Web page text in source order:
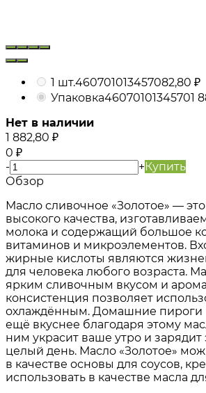
1 шт.460701013457082,80 ₽
Упаковка46070101345701
Нет в наличии
1 882,80 ₽
0 ₽
-
+Купить
Обзор
Масло сливочное «Золотое» —
высокого качества,
молока и содержащий большое
витаминов и микроэлементов.
жирные кислоты являются
для человека любого возраста.
ярким сливочным вкусом и
консистенция позволяет
охлаждённым. Домашние пироги
ещё вкуснее благодаря этому
ним украсит ваше утро и зарядит
целый день. Масло «Золотое»
в качестве основы для соусов,
использовать в качестве масла